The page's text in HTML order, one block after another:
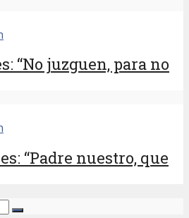
“No juzguen, para no
“Padre nuestro, que